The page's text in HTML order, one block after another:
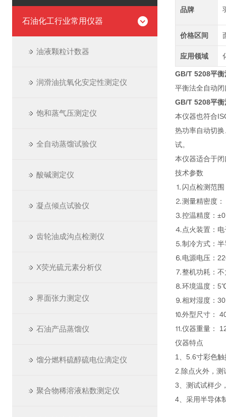
石油化工行业常用仪器
油液颗粒计数器
润滑油抗氧化安定性测定仪
饱和蒸气压测定仪
全自动蒸馏试验仪
酸碱测定仪
凝点倾点试验仪
齿轮油成沟点检测仪
X荧光硫元素分析仪
界面张力测定仪
石油产品蒸馏仪
馏分燃料硫醇硫电位滴定仪
聚合物稀溶液粘数测定仪
品牌
价格区间
应用领域
GB/T 5208平
平衡法全自动
GB/T 5208平
本仪器也符合
热功率自动切
试。
本仪器适合于
技术参数
⒈闪点检测范
⒉测量精密度：
⒊控温精度：
⒋点火装置：电
⒌制冷方式：半
⒍电源电压：
⒎整机功耗：不
⒏环境温度：
⒐相对湿度：
⒑外型尺寸：
⒒仪器重量：
仪器特点
1、5.6寸彩色
2.除点火外，测
3、测试试样少
4、采用半导体